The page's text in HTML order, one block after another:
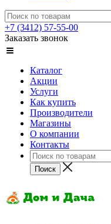
+7 (3412) 57-55-00
Заказать звонок
Каталог
Акции
Услуги
Как купить
Производители
Магазины
О компании
Контакты